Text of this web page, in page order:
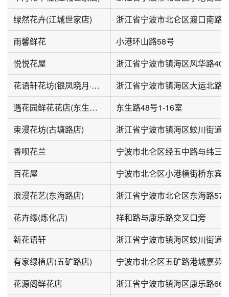
绿然花卉(江城世家店)
雨馨鲜花
小港环山路58号
悦悦花屋
花语轩花坊(银凤晓月·绿苑店)
浙江省宁波市镇海区大运北路
遇花园鲜花花店(东生路店)
东生路48号1-16室
束漫花坊(古塘路店)
香呗花兰
百花屋
浪漫花艺(东海路店)
浙江省宁波市北仑区东海路57
花卉缘(炼化店)
祥和路与康乐路交叉口旁
新花语轩
浙江省宁波市镇海区蛟川街道
有家绿植店(五矿路店)
宁波市北仑区五矿路港城嘉苑
花源阁鲜花店
浙江省宁波市镇海区康乐路66